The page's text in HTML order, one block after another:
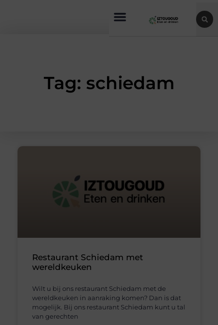
Tag: schiedam
Restaurant Schiedam met
wereldkeuken
Wilt u bij ons restaurant Schiedam met de
wereldkeuken in aanraking komen? Dan is dat
mogelijk. Bij ons restaurant Schiedam kunt u tal
van gerechten